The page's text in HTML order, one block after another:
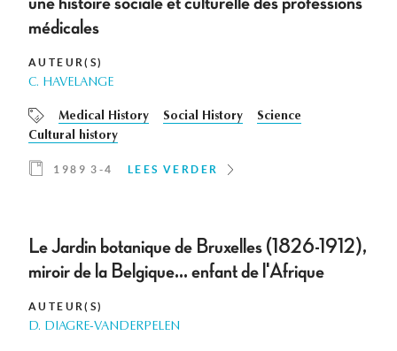
médicales
AUTEUR(S)
C. HAVELANGE
Medical History Social History
Science
Cultural history
1989 3-4 LEES VERDER
Le Jardin botanique de Bruxelles (1826-1912),
miroir de la Belgique… enfant de l'Afrique
AUTEUR(S)
D. DIAGRE-VANDERPELEN